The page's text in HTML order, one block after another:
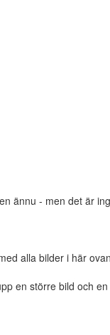
ännu - men det är
alla bilder i här
en större bild och